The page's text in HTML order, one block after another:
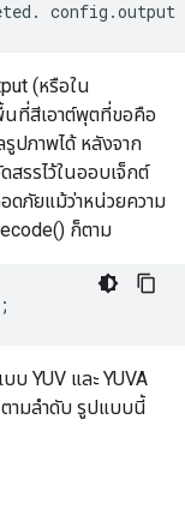
(หรือใน
นที่สีเอาต์พุตที่ขอคือ
ปภาพได้ หลังจาก
สรรไว้ในออบเจ็กต์
ดภัยแม้ว่าหน่วยความ
ก็ตาม
YUV และ YUVA
ตามลำดับ รูปแบบนี้